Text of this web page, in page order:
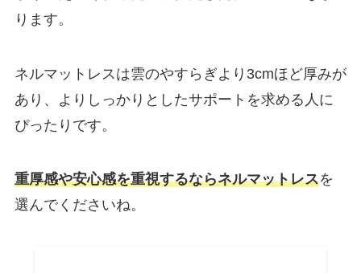
ります。
ネルマットレスは雲のやすらぎより3cmほど厚みが
あり、よりしっかりとしたサポートを求める人に
ぴったりです。
重厚感や安心感を重視するならネルマットレスを
選んでくださいね。